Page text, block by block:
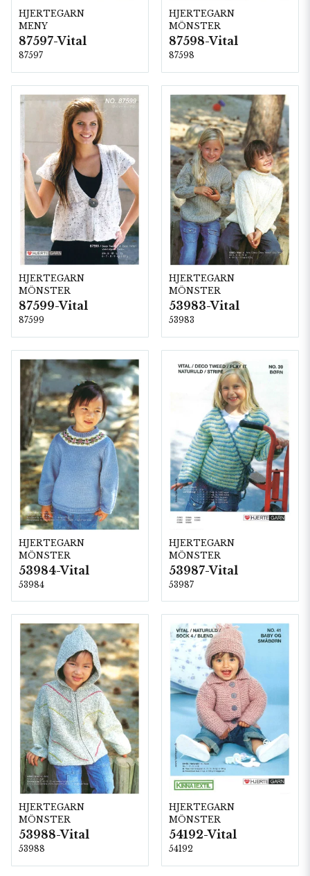
HJERTEGARN
MENY
87597-Vital
87597
HJERTEGARN
MÖNSTER
87598-Vital
87598
HJERTEGARN
MÖNSTER
87599-Vital
87599
HJERTEGARN
MÖNSTER
53983-Vital
53983
HJERTEGARN
MÖNSTER
53984-Vital
53984
HJERTEGARN
MÖNSTER
53987-Vital
53987
HJERTEGARN
MÖNSTER
53988-Vital
53988
HJERTEGARN
MÖNSTER
54192-Vital
54192